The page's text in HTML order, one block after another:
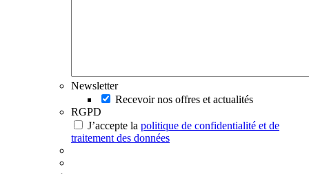
Newsletter
Recevoir nos offres et actualités
RGPD
J’accepte la politique de confidentialité et de
traitement des données